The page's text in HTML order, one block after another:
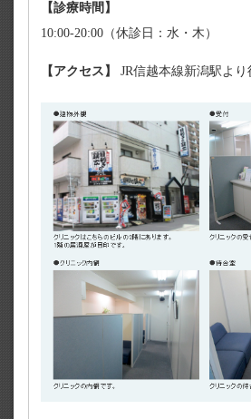
【診療時間】
10:00-20:00（休診日：水・木）
【アクセス】 JR信越本線新潟駅より